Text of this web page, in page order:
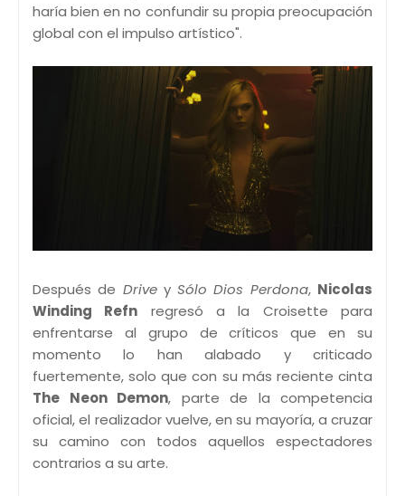
haría bien en no confundir su propia preocupación
global con el impulso artístico".
Después de DriveySólo Dios Perdona, Nicolas
Winding Refn regresó a la Croisette para
enfrentarse al grupo de críticos que en su
momento lo han alabado y criticado
fuertemente, solo que con su más reciente cinta
The Neon Demon, parte de la competencia
oficial, el realizador vuelve, en su mayoría, a cruzar
su camino con todos aquellos espectadores
contrarios a su arte.